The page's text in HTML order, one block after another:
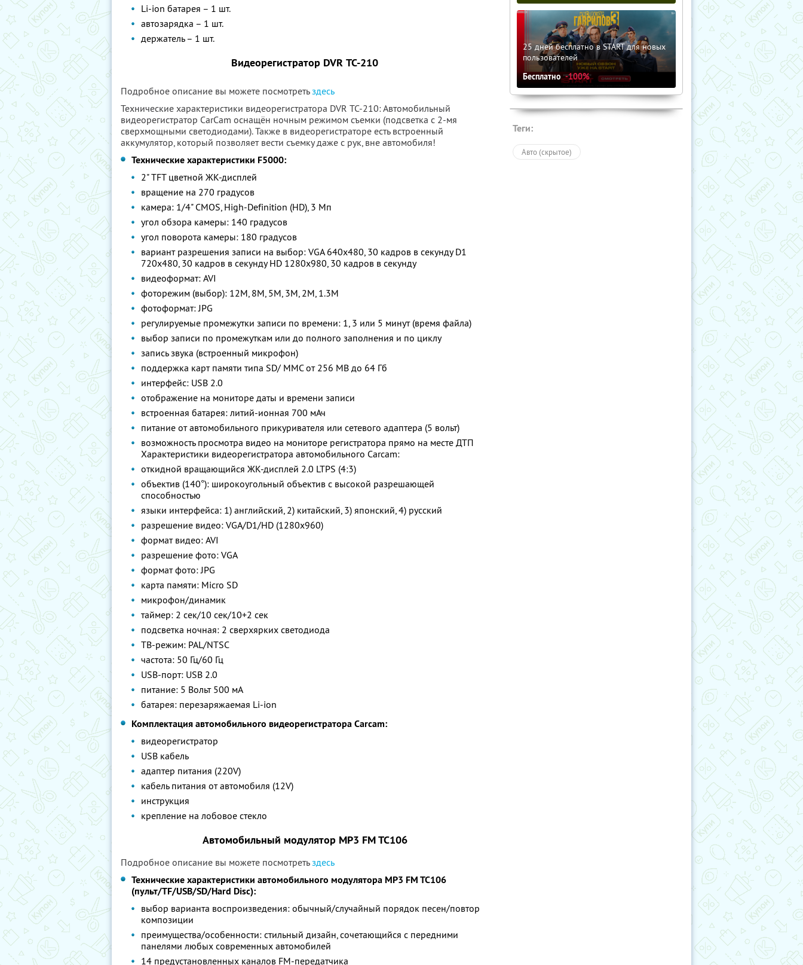
Li-ion батарея – 1 шт.
автозарядка – 1 шт.
держатель – 1 шт.
Видеорегистратор DVR ТС-210
Подробное описание вы можете посмотретьздесь
Технические характеристики видеорегистратора DVR ТС-210: Автомобильный
видеорегистратор CarCam оснащён ночным режимом съемки (подсветка c 2-мя
сверхмощными светодиодами). Также в видеорегистраторе есть встроенный
аккумулятор, который позволяет вести съемку даже с рук, вне автомобиля!
Технические характеристики F5000:
2" TFT цветной ЖК-дисплей
вращение на 270 градусов
камера: 1/4" CMOS, High-Definition (HD), 3 Мп
угол обзора камеры: 140 градусов
угол поворота камеры: 180 градусов
вариант разрешения записи на выбор: VGA 640x480, 30 кадров в секунду D1
720x480, 30 кадров в секунду HD 1280x980, 30 кадров в секунду
видеоформат: AVI
фоторежим (выбор): 12М, 8М, 5М, 3М, 2М, 1.3М
фотоформат: JPG
регулируемые промежутки записи по времени: 1, 3 или 5 минут (время файла)
выбор записи по промежуткам или до полного заполнения и по циклу
запись звука (встроенный микрофон)
поддержка карт памяти типа SD/ MMC от 256 МВ до 64 Гб
интерфейс: USB 2.0
отображение на мониторе даты и времени записи
встроенная батарея: литий-ионная 700 мАч
питание от автомобильного прикуривателя или сетевого адаптера (5 вольт)
возможность просмотра видео на мониторе регистратора прямо на месте ДТП
Характеристики видеорегистратора автомобильного Carcam:
откидной вращающийся ЖК-дисплей 2.0 LTPS (4:3)
объектив (140°): широкоугольный объектив с высокой разрешающей
способностью
языки интерфейса: 1) английский, 2) китайский, 3) японский, 4) русский
разрешение видео: VGA/D1/HD (1280x960)
формат видео: AVI
разрешение фото: VGA
формат фото: JPG
карта памяти: Micro SD
микрофон/динамик
таймер: 2 сек/10 сек/10+2 сек
подсветка ночная: 2 сверхярких светодиода
ТВ-режим: PAL/NTSC
частота: 50 Гц/60 Гц
USB-порт: USB 2.0
питание: 5 Вольт 500 мА
батарея: перезаряжаемая Li-ion
Комплектация автомобильного видеорегистратора Сarcam:
видеорегистратор
USB кабель
адаптер питания (220V)
кабель питания от автомобиля (12V)
инструкция
крепление на лобовое стекло
Автомобильный модулятор МР3 FM TC106
Подробное описание вы можете посмотретьздесь
Технические характеристики автомобильного модулятора МР3 FM TC106
(пульт/TF/USB/SD/Hard Disc):
выбор варианта воспроизведения: обычный/случайный порядок песен/повтор
композиции
преимущества/особенности: стильный дизайн, сочетающийся с передними
панелями любых современных автомобилей
14 предустановленных каналов FM-передатчика
25 дней бесплатно в START для новых
пользователей
Бесплатно -100%
Теги:
Авто (скрытое)